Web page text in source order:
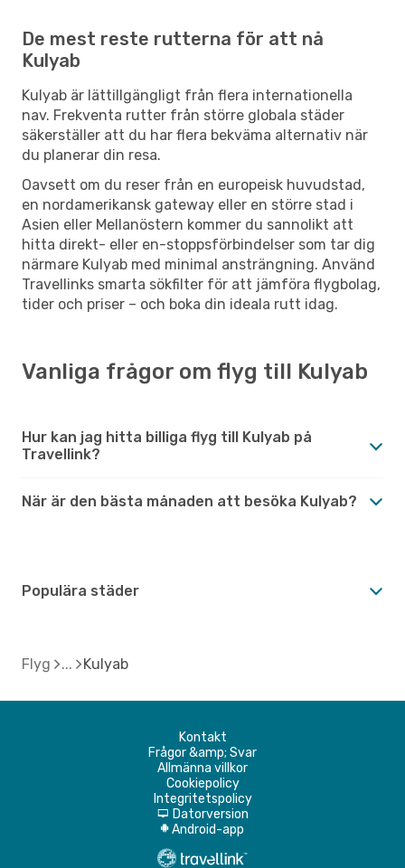
De mest reste rutterna för att nå
Kulyab
Kulyab är lättillgängligt från flera internationella
nav. Frekventa rutter från större globala städer
säkerställer att du har flera bekväma alternativ när
du planerar din resa.
Oavsett om du reser från en europeisk huvudstad,
en nordamerikansk gateway eller en större stad i
Asien eller Mellanöstern kommer du sannolikt att
hitta direkt- eller en-stoppsförbindelser som tar dig
närmare Kulyab med minimal ansträngning. Använd
Travellinks smarta sökfilter för att jämföra flygbolag,
tider och priser – och boka din ideala rutt idag.
Vanliga frågor om flyg till Kulyab
Hur kan jag hitta billiga flyg till Kulyab på
Travellink?
När är den bästa månaden att besöka Kulyab?
Populära städer
Flyg Kulyab
Kontakt
Frågor &amp; Svar
Allmänna villkor
Cookiepolicy
Integritetspolicy
d Datorversion
A Android-app